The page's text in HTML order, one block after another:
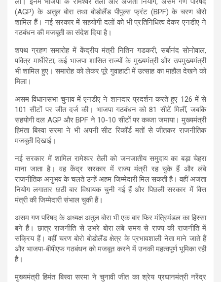
(AGP) के अतुल बोरा तथा बोडोलैंड पीपुल्स फ्रंट (BPF) के चरण बोरो
शामिल हैं। नई सरकार में सहयोगी दलों को भी प्रतिनिधित्व देकर एनडीए ने
गठबंधन की मजबूती का संदेश दिया है।
शपथ ग्रहण समारोह में केंद्रीय मंत्री नितिन गडकरी, सर्बानंद सोनोवाल,
पवित्र मार्घेरिटा, कई भाजपा शासित राज्यों के मुख्यमंत्री और उपमुख्यमंत्री
भी शामिल हुए। समारोह को लेकर पूरे गुवाहाटी में उत्साह का माहौल देखने को
मिला।
असम विधानसभा चुनाव में एनडीए ने शानदार प्रदर्शन करते हुए 126 में से
101 सीटों पर जीत दर्ज की। भाजपा गठबंधन को 81 सीटें मिलीं, जबकि
सहयोगी दल AGP और BPF ने 10-10 सीटों पर कब्जा जमाया। मुख्यमंत्री
हिमंता बिस्वा सरमा ने भी अपनी सीट रिकॉर्ड मतों से जीतकर राजनीतिक
मजबूती दिखाई।
नई सरकार में शामिल रामेश्वर तेली को जनजातीय समुदाय का बड़ा चेहरा
माना जाता है। वह केंद्र सरकार में राज्य मंत्री रह चुके हैं और लंबे
राजनीतिक अनुभव के चलते उन्हें अहम जिम्मेदारी मिल सकती है। वहीं अजंता
नियोग लगातार छठी बार विधायक चुनी गई हैं और पिछली सरकार में वित्त
मंत्री की जिम्मेदारी संभाल चुकी हैं।
असम गण परिषद के अध्यक्ष अतुल बोरा भी एक बार फिर मंत्रिमंडल का हिस्सा
बने हैं। छात्र राजनीति से उभरे बोरा लंबे समय से राज्य की राजनीति में
सक्रिय हैं। वहीं चरण बोरो बोडोलैंड क्षेत्र के प्रभावशाली नेता माने जाते हैं
और भाजपा-बीपीएफ गठबंधन को मजबूत करने में उनकी महत्वपूर्ण भूमिका रही
है।
मुख्यमंत्री हिमंत बिस्वा सरमा ने चुनावी जीत का श्रेय प्रधानमंत्री नरेंद्र